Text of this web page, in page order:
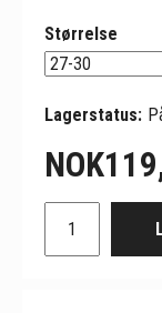
Størrelse
Lagerstatus:
NOK